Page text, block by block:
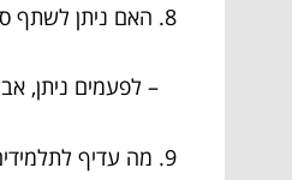
8. האם ניתן לשתף ספרים דיגיטליים עם חברים?
– לפעמים ניתן,
9. מה עדיף לתלמידים?